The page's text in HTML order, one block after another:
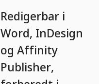
Redigerbar i
Word, InDesign
og Affinity
Publisher,